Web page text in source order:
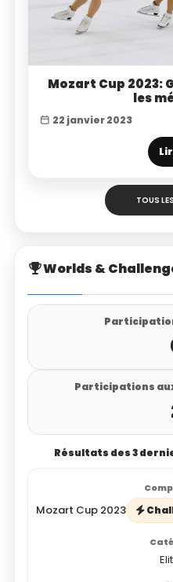
Mozart Cup 2023:
les
22 janvier 2023
TOUS
Worlds &
Participations
Résultats des 3
Mozart Cup 2023